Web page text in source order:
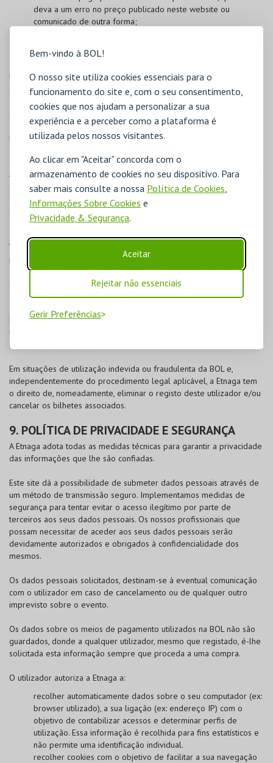
Bem-vindo à BOL!
O nosso site utiliza cookies essenciais para o
funcionamento do site e, com o seu consentimento,
cookies que nos ajudam a personalizar a sua
experiência e a perceber como a plataforma é
utilizada pelos nossos visitantes.
Ao clicar em "Aceitar" concorda com o
armazenamento de cookies no seu dispositivo. Para
saber mais consulte a nossa Política de Cookies,
Informações Sobre Cookies e
Privacidade & Segurança.
Aceitar
Rejeitar não essenciais
Gerir Preferências
deva a um erro no preço publicado neste website ou
comunicado de outra forma;
à venda;
Esta medida será aplicável quer o erro se deva a uma falha humana
ou a uma falha técnica na plataforma BOL.
O utilizador registado naBOLé responsável pelos seus dados de
acesso, devendo garantir a confidencialidade dos mesmos. É
igualmente responsável pelos seus dados pessoais e devida
Ao assinalar "LI E ACEITO AS CONDIÇÕES GERAIS", o cliente expressa
o seu consentimento, livre e informado, através do qual aceita que
os seus dados pessoais sejam utilizados pela Opiniões Verificadas
(empresa externa, terceira) para recolher a sua avaliação após a
compra. A Opiniões Verificadas usará os dados dos clientes única e
exclusivamente para as necessidades da solução. A Opiniões
Verificadas está estritamente proibida de comunicar a qualquer
pessoa informações pessoais ou nominativas que identifique o
cliente ou viole a sua privacidade. O cliente tem a oportunidade de
se opor à difusão desta informação para a Opiniões Verificadas
através do endereço:info@opinioes-verificadas.com
Esta plataforma não deverá ser utilizada para a troca de vírus
informáticos, mailings em massa, material ilegal, ofensivo, abusivo,
indecente ou de alguma forma difamatório.
Em situações de utilização indevida ou fraudulenta da BOLe,
independentemente do procedimento legal aplicável, a Etnaga tem
o direito de, nomeadamente, eliminar o registo deste utilizador e/ou
cancelar os bilhetes associados.
9. POLÍTICA DE PRIVACIDADE E SEGURANÇA
A Etnaga adota todas as medidas técnicas para garantir a privacidade
das informações que lhe são confiadas.
Este site dá a possibilidade de submeter dados pessoais através de
um método de transmissão seguro. Implementamos medidas de
segurança para tentar evitar o acesso ilegítimo por parte de
terceiros aos seus dados pessoais. Os nossos profissionais que
possam necessitar de aceder aos seus dados pessoais serão
devidamente autorizados e obrigados à confidencialidade dos
mesmos.
Os dados pessoais solicitados, destinam-se à eventual comunicação
com o utilizador em caso de cancelamento ou de qualquer outro
imprevisto sobre o evento.
Os dados sobre os meios de pagamento utilizados na BOLnão são
guardados, donde a qualquer utilizador, mesmo que registado, é-lhe
solicitada esta informação sempre que proceda a uma compra.
O utilizador autoriza a Etnaga a:
recolher automaticamente dados sobre o seu computador (ex:
browser utilizado), a sua ligação (ex: endereço IP) com o
objetivo de contabilizar acessos e determinar perfis de
utilização. Essa informação é recolhida para fins estatísticos e
não permite uma identificação individual.
recolher cookies com o objetivo de facilitar a sua navegação